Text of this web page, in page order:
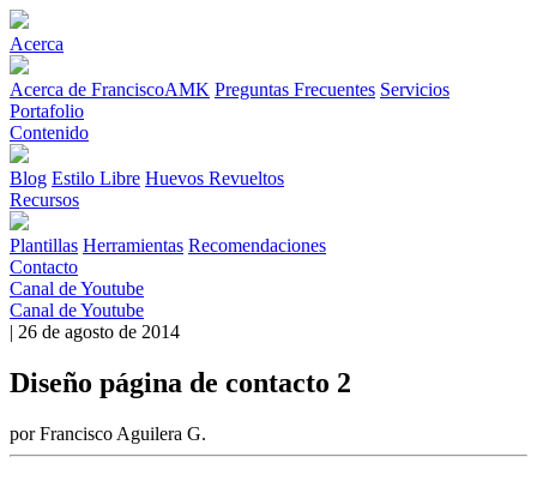
Acerca
Acerca de FranciscoAMK Preguntas Frecuentes Servicios
Portafolio
Contenido
Blog Estilo Libre Huevos Revueltos
Recursos
Plantillas Herramientas Recomendaciones
Contacto
Canal de Youtube
Canal de Youtube
| 26 de agosto de 2014
Diseño página de contacto 2
por Francisco Aguilera G.